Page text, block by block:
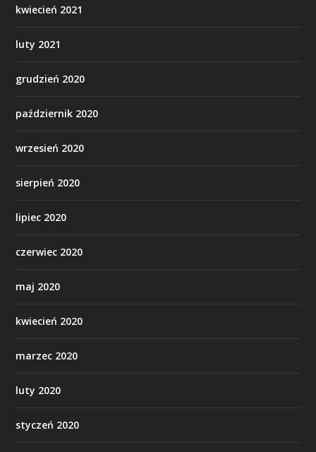
kwiecień 2021
luty 2021
grudzień 2020
październik 2020
wrzesień 2020
sierpień 2020
lipiec 2020
czerwiec 2020
maj 2020
kwiecień 2020
marzec 2020
luty 2020
styczeń 2020